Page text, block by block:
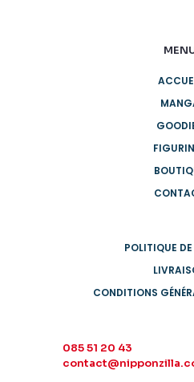
POLITIQUE
CONDITIONS
085 51 20 43